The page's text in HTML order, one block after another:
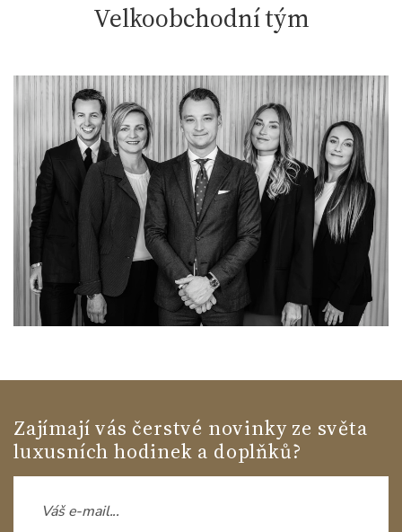
Velkoobchodní tým
Zajímají vás čerstvé novinky ze světa
luxusních hodinek a doplňků?